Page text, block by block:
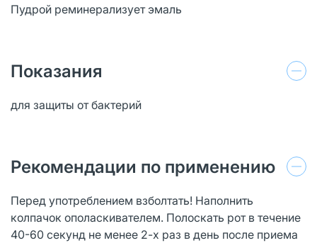
Пудрой реминерализует эмаль
Показания
для защиты от бактерий
Рекомендации по применению
Перед употреблением взболтать! Наполнить
колпачок ополаскивателем. Полоскать рот в течение
40-60 секунд не менее 2-х раз в день после приема